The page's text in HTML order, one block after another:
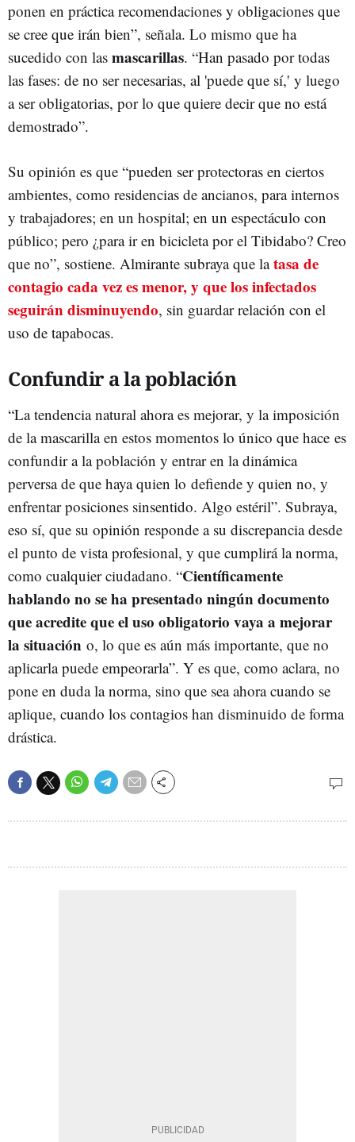
ponen en práctica recomendaciones y obligaciones que
se cree que irán bien”, señala. Lo mismo que ha
sucedido con las mascarillas. “Han pasado por todas
las fases: de no ser necesarias, al 'puede que sí,' y luego
a ser obligatorias, por lo que quiere decir que no está
demostrado”.
Su opinión es que “pueden ser protectoras en ciertos
ambientes, como residencias de ancianos, para internos
y trabajadores; en un hospital; en un espectáculo con
público; pero ¿para ir en bicicleta por el Tibidabo? Creo
que no”, sostiene. Almirante subraya que latasa de
contagio cada vez es menor, y que los infectados
seguirán disminuyendo, sin guardar relación con el
uso de tapabocas.
Confundir a la población
“La tendencia natural ahora es mejorar, y la imposición
de la mascarilla en estos momentos lo único que hace es
confundir a la población y entrar en la dinámica
perversa de que haya quien lo defiende y quien no, y
enfrentar posiciones sinsentido. Algo estéril”. Subraya,
eso sí, que su opinión responde a su discrepancia desde
el punto de vista profesional, y que cumplirá la norma,
como cualquier ciudadano. “Científicamente
hablando no se ha presentado ningún documento
que acredite que el uso obligatorio vaya a mejorar
la situación o, lo que es aún más importante, que no
aplicarla puede empeorarla”. Y es que, como aclara, no
pone en duda la norma, sino que sea ahora cuando se
aplique, cuando los contagios han disminuido de forma
drástica.